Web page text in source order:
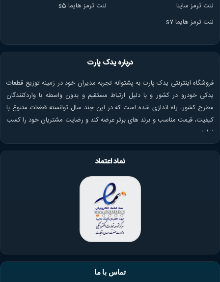
لنت ترمز ساینا
لنت ترمز هایما s5
لنت ترمز هایما s7
درباره یدک پارت
فروشگاه اینترنتی یدک پارت به پشتوانه تجربه مدیران خود در زمینه توزیع قطعات
یدکی خودرو در کشور و با دلیل ارتباط مستقیم و بدون واسطه با واردکنندگان
مطرح کشور، راه اندازی شده است که در این چند سال توانسته قطعات متنوع با
کیفیت، قیمت مناسب و برند های برتر عرضه کند و رضایت مشتریان خود را کسب
نماید.
نماد اعتماد
تماس با ما